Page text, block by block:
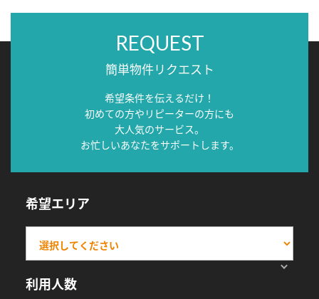
REQUEST
簡単物件リクエスト
希望条件を伝えるだけ！
初めての方やリピーターの方にも
大人気のサービス。
お忙しいあなたをサポートします。
希望エリア
利用人数